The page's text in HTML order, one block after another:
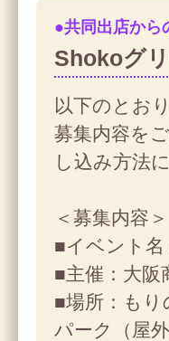
●共同出店から
Shokoグ
以下のとお
募集内容を
し込み方法
＜募集内容＞
■イベント
■主催：大阪
■場所：も
パーク（屋外